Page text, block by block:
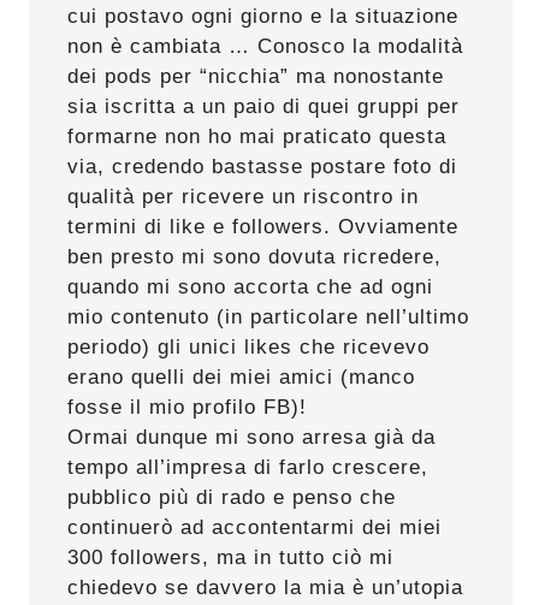
cui postavo ogni giorno e la situazione
non è cambiata … Conosco la modalità
dei pods per “nicchia” ma nonostante
sia iscritta a un paio di quei gruppi per
formarne non ho mai praticato questa
via, credendo bastasse postare foto di
qualità per ricevere un riscontro in
termini di like e followers. Ovviamente
ben presto mi sono dovuta ricredere,
quando mi sono accorta che ad ogni
mio contenuto (in particolare nell’ultimo
periodo) gli unici likes che ricevevo
erano quelli dei miei amici (manco
fosse il mio profilo FB)!
Ormai dunque mi sono arresa già da
tempo all’impresa di farlo crescere,
pubblico più di rado e penso che
continuerò ad accontentarmi dei miei
300 followers, ma in tutto ciò mi
chiedevo se davvero la mia è un’utopia